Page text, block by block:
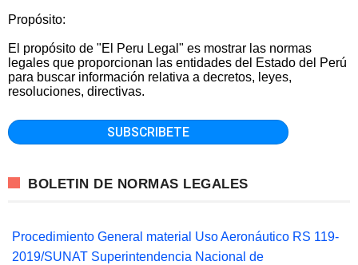
Propósito:
El propósito de "El Peru Legal" es mostrar las normas
legales que proporcionan las entidades del Estado del Perú
para buscar información relativa a decretos, leyes,
resoluciones, directivas.
BOLETIN DE NORMAS LEGALES
Procedimiento General material Uso Aeronáutico RS 119-
2019/SUNAT Superintendencia Nacional de